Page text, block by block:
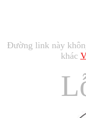
Đường link này
khác